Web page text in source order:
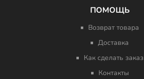
ПОМОЩЬ
Возврат товара
Доставка
Как сделать заказ
Контакты